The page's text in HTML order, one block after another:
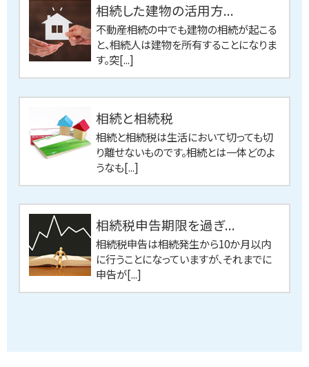
相続した建物の活用方...
不動産相続の中でも建物の相続が起こる
と、相続人は建物を所有することになりま
す。突[...]
相続と相続税
相続と相続税は生活において切っても切
り離せないものです。相続とは一体どのよ
うなも[...]
相続税申告期限を過ぎ...
相続税申告は相続発生から10か月以内
に行うことになっていますが、それまでに
申告が[...]